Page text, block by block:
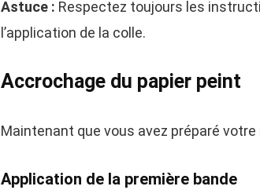
Astuce : Respectez toujours les
l’application de la colle.
Accrochage du papier peint
Maintenant que vous avez préparé
Application de la première bande